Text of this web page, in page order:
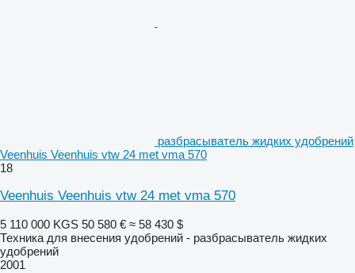
разбрасыватель жидких удобрений
Veenhuis Veenhuis vtw 24 met vma 570
18
Veenhuis Veenhuis vtw 24 met vma 570
5 110 000 KGS 50 580 € ≈ 58 430 $
Техника для внесения удобрений - разбрасыватель жидких
удобрений
2001